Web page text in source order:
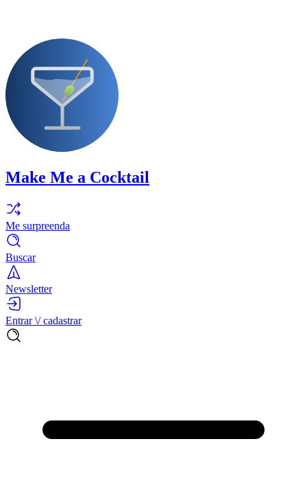
Make Me a Cocktail
Me surpreenda
Buscar
Newsletter
Entrar \/ cadastrar